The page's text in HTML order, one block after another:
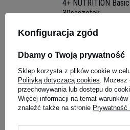
stworzony przez 4
dedykowany dla
fizycznie, którzy pragną
swoich treningów. Ten
białka serwatkowego
4+ NUTRITION
30saszetek
60,29 zł
Kup do 20:00 -wysyłka
Zapytaj o
Konfiguracja zgód
Dbamy o Twoją prywatność
Sklep korzysta z plików cookie w
Polityką dotyczącą cookies. Możesz
przechowywania lub dostępu do
Więcej informacji na temat
znaleźć także na stronie Prywatność